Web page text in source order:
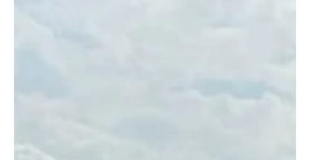
de Estados Unidos y otros veinte países se unieron este lunes en